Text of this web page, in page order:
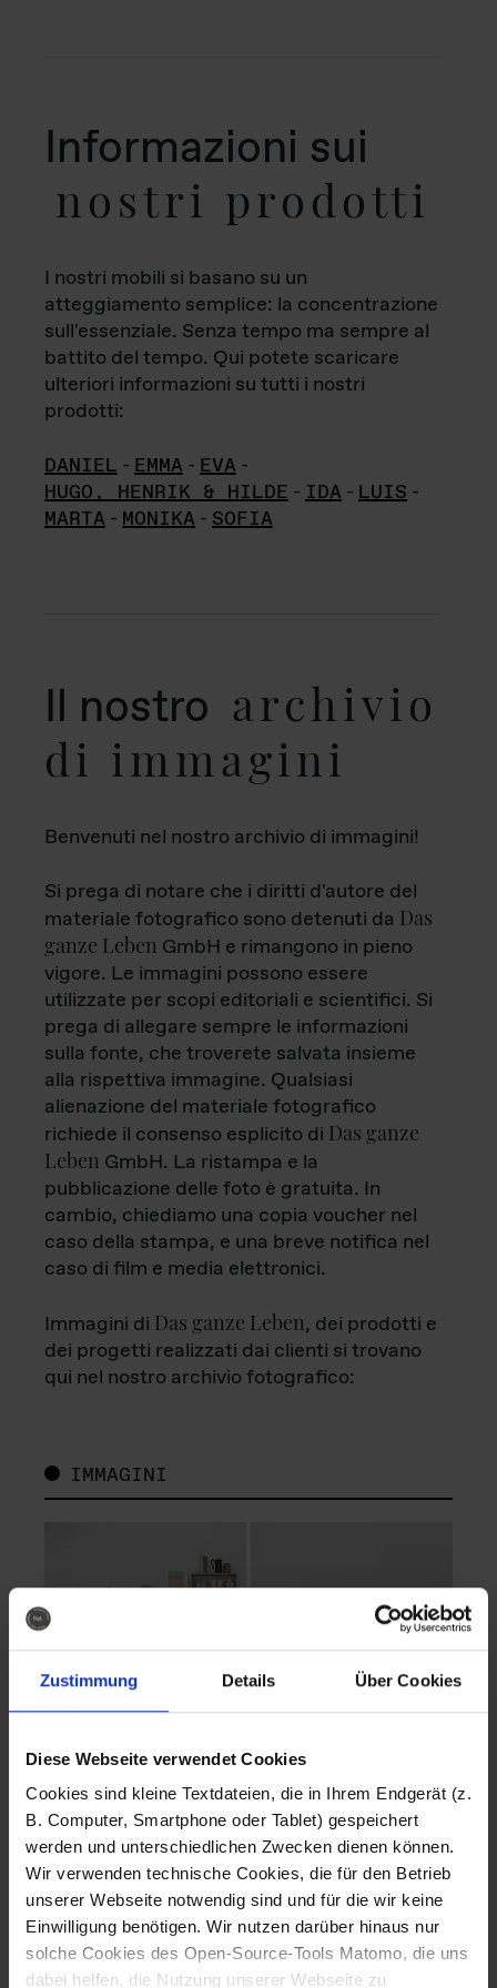
Zustimmung Details Über Cookies
Diese Webseite verwendet Cookies
Cookies sind kleine Textdateien, die in Ihrem Endgerät (z.
B. Computer, Smartphone oder Tablet) gespeichert
werden und unterschiedlichen Zwecken dienen können.
Wir verwenden technische Cookies, die für den Betrieb
unserer Webseite notwendig sind und für die wir keine
Einwilligung benötigen. Wir nutzen darüber hinaus nur
solche Cookies des Open-Source-Tools Matomo, die uns
dabei helfen, die Nutzung unserer Webseite zu
Informazioni sui
nostri prodotti
I nostri mobili si basano su un
atteggiamento semplice: la concentrazione
sull'essenziale. Senza tempo ma sempre al
battito del tempo. Qui potete scaricare
ulteriori informazioni su tutti i nostri
prodotti:
DANIEL - EMMA - EVA -
HUGO, HENRIK & HILDE - IDA - LUIS -
MARTA - MONIKA - SOFIA
Il nostro archivio
di immagini
Benvenuti nel nostro archivio di immagini!
Si prega di notare che i diritti d'autore del
materiale fotografico sono detenuti da Das
ganze Leben GmbH e rimangono in pieno
vigore. Le immagini possono essere
utilizzate per scopi editoriali e scientifici. Si
prega di allegare sempre le informazioni
sulla fonte, che troverete salvata insieme
alla rispettiva immagine. Qualsiasi
alienazione del materiale fotografico
richiede il consenso esplicito di Das ganze
Leben GmbH. La ristampa e la
pubblicazione delle foto è gratuita. In
cambio, chiediamo una copia voucher nel
caso della stampa, e una breve notifica nel
caso di film e media elettronici.
Immagini di Das ganze Leben, dei prodotti e
dei progetti realizzati dai clienti si trovano
qui nel nostro archivio fotografico:
IMMAGINI
Fotografo: Lorenz
Sternbach
Download
Fotografo: Lorenz
Sternbach
Download